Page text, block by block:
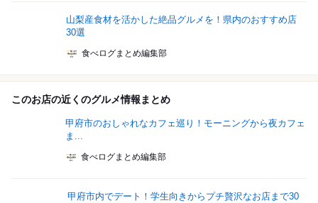
山梨産食材を活かした絶品グルメを！県内のおすすめ店
30選
食べログまとめ編集部
このお店の近くのグルメ情報まとめ
甲府市のおしゃれなカフェ巡り！モーニングから夜カフェ
ま...
食べログまとめ編集部
甲府市内でデート！学生向きからプチ贅沢なお店まで30